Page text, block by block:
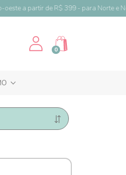
a partir de R$ 399 - para Norte e
0